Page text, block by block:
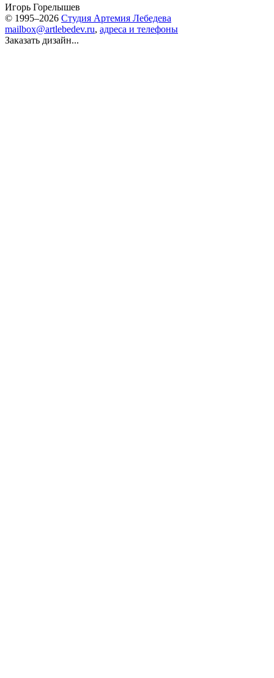
Игорь Горелышев
© 1995–2026 Студия Артемия Лебедева
mailbox@artlebedev.ru, адреса и телефоны
Заказать дизайн...